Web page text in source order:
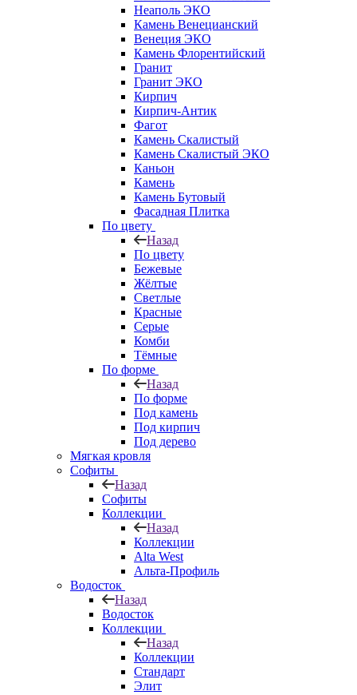
Неаполь ЭКО
Камень Венецианский
Венеция ЭКО
Камень Флорентийский
Гранит
Гранит ЭКО
Кирпич
Кирпич-Антик
Фагот
Камень Скалистый
Камень Скалистый ЭКО
Каньон
Камень
Камень Бутовый
Фасадная Плитка
По цвету
Назад
По цвету
Бежевые
Жёлтые
Светлые
Красные
Серые
Комби
Тёмные
По форме
Назад
По форме
Под камень
Под кирпич
Под дерево
Мягкая кровля
Софиты
Назад
Софиты
Коллекции
Назад
Коллекции
Alta West
Альта-Профиль
Водосток
Назад
Водосток
Коллекции
Назад
Коллекции
Стандарт
Элит